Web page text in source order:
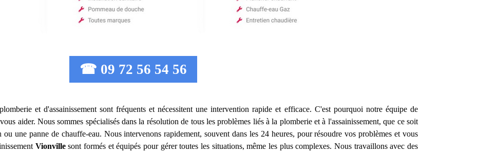
☎ 09 72 56 54 56
et d'assainissement sont fréquents et nécessitent une intervention rapide et efficace. C'est pourquoi notre équipe de
aider. Nous sommes spécialisés dans la résolution de tous les problèmes liés à la plomberie et à l'assainissement, que ce soit
une panne de chauffe-eau. Nous intervenons rapidement, souvent dans les 24 heures, pour résoudre vos problèmes et vous
Vionvillesont formés et équipés pour gérer toutes les situations, même les plus complexes. Nous travaillons avec des